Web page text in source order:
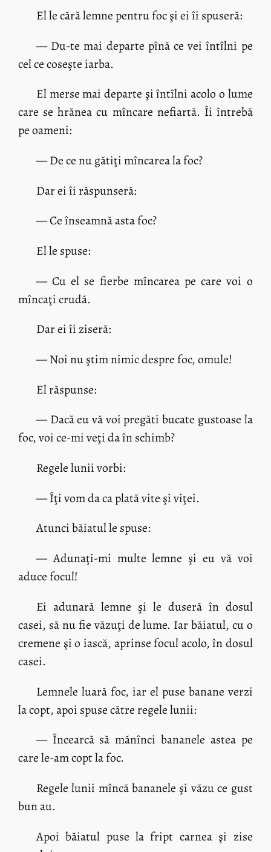
El le cără lemne pentru foc şi ei îi spuseră:
— Du-te mai departe pînă ce vei întîlni pe
cel ce coseşte iarba.
El merse mai departe şi întîlni acolo o lume
care se hrănea cu mîncare nefiartă. Îi întrebă
pe oameni:
— De ce nu gătiţi mîncarea la foc?
Dar ei îi răspunseră:
— Ce înseamnă asta foc?
El le spuse:
— Cu el se fierbe mîncarea pe care voi o
mîncaţi crudă.
Dar ei îi ziseră:
— Noi nu ştim nimic despre foc, omule!
El răspunse:
— Dacă eu vă voi pregăti bucate gustoase la
foc, voi ce-mi veţi da în schimb?
Regele lunii vorbi:
— Îţi vom da ca plată vite şi viţei.
Atunci băiatul le spuse:
— Adunaţi-mi multe lemne şi eu vă voi
aduce focul!
Ei adunară lemne şi le duseră în dosul
casei, să nu fie văzuţi de lume. Iar băiatul, cu o
cremene şi o iască, aprinse focul acolo, în dosul
casei.
Lemnele luară foc, iar el puse banane verzi
la copt, apoi spuse către regele lunii:
— Încearcă să mănînci bananele astea pe
care le-am copt la foc.
Regele lunii mîncă bananele şi văzu ce gust
bun au.
Apoi băiatul puse la fript carnea şi zise